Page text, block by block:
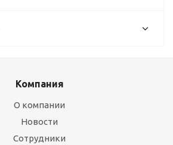
Компания
О компании
Новости
Сотрудники